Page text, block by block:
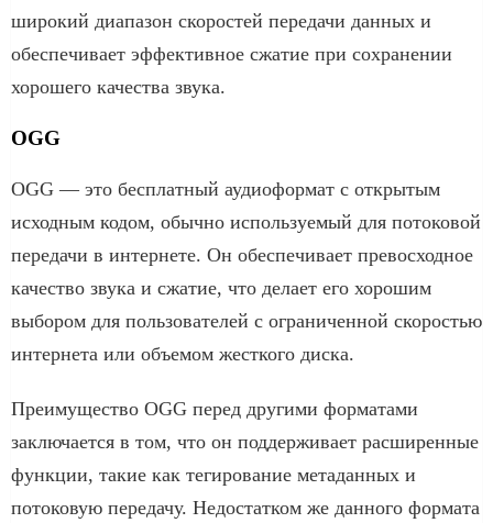
широкий диапазон скоростей передачи данных и
обеспечивает эффективное сжатие при сохранении
хорошего качества звука.
OGG
OGG — это бесплатный аудиоформат с открытым
исходным кодом, обычно используемый для потоковой
передачи в интернете. Он обеспечивает превосходное
качество звука и сжатие, что делает его хорошим
выбором для пользователей с ограниченной скоростью
интернета или объемом жесткого диска.
Преимущество OGG перед другими форматами
заключается в том, что он поддерживает расширенные
функции, такие как тегирование метаданных и
потоковую передачу. Недостатком же данного формата